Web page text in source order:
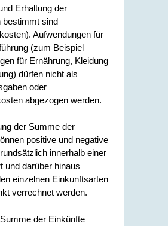
Erhaltung der
bestimmt sind
Aufwendungen für
(zum Beispiel
für Ernährung, Kleidung
dürfen nicht als
oder
abgezogen werden.
der Summe der
positive und negative
innerhalb einer
und darüber hinaus
einzelnen Einkunftsarten
verrechnet werden.
der Einkünfte